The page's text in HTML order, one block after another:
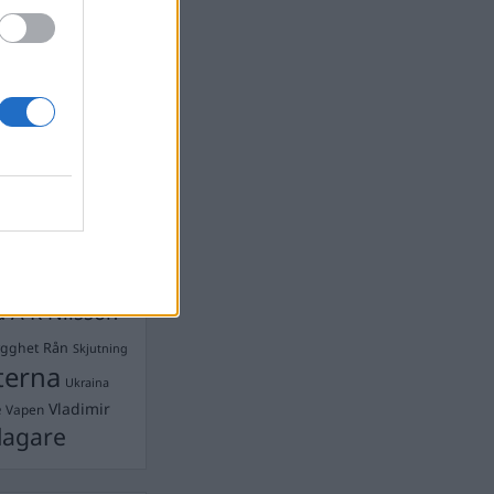
A R Nilsson
Rån Skjutning
Ukraina
Vapen Vladimir